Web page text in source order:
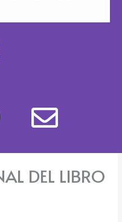
E
n
v
e
DEL LIBRO